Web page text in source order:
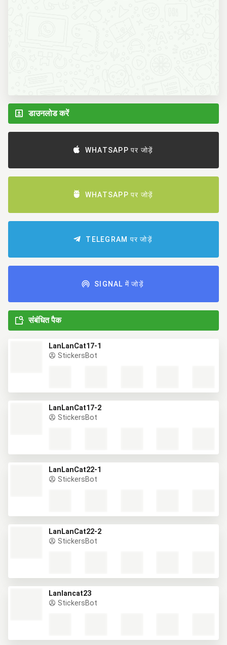
डाउनलोड करें
WHATSAPP पर जोड़ें
WHATSAPP पर जोड़ें
TELEGRAM पर जोड़ें
SIGNAL में जोड़ें
संबंधित पैक
LanLanCat17-1
StickersBot
LanLanCat17-2
StickersBot
LanLanCat22-1
StickersBot
LanLanCat22-2
StickersBot
Lanlancat23
StickersBot